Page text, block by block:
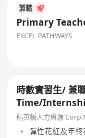
兼職
Primary
EXCEL PATHWAYS
時數實習生/ 兼
Time/
精英橋人力資源
彈性花紅及年